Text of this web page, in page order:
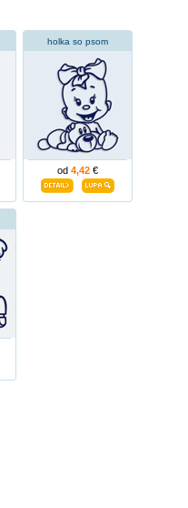
holka so psom
od 4,42 €